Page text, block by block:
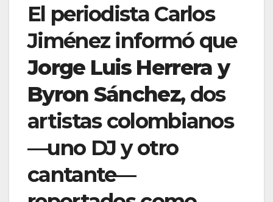
El periodista Carlos
Jiménez informó que
Jorge Luis Herrera y
Byron Sánchez, dos
artistas colombianos
—uno DJ y otro
cantante—